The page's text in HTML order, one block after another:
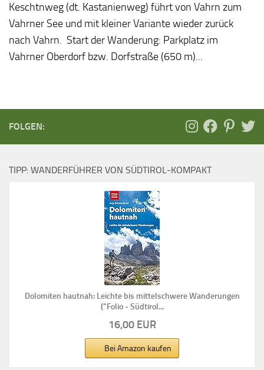
Keschtnweg (dt. Kastanienweg) führt von Vahrn zum
Vahrner See und mit kleiner Variante wieder zurück
nach Vahrn. Start der Wanderung: Parkplatz im
Vahrner Oberdorf bzw. Dorfstraße (650 m)...
FOLGEN:
TIPP: WANDERFÜHRER VON SÜDTIROL-KOMPAKT
Dolomiten hautnah: Leichte bis mittelschwere Wanderungen
("Folio - Südtirol...
16,00 EUR
Bei Amazon kaufen